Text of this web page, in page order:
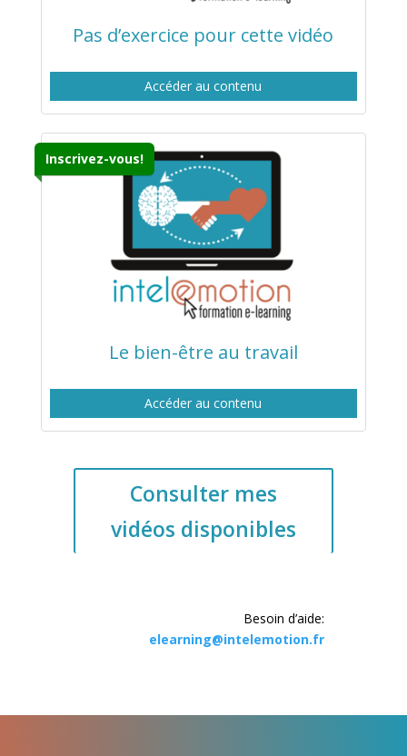
Pas d’exercice pour cette vidéo
Accéder au contenu
Inscrivez-vous!
Le bien-être au travail
Accéder au contenu
Consulter mes
vidéos disponibles
Besoin d’aide:
elearning@intelemotion.fr